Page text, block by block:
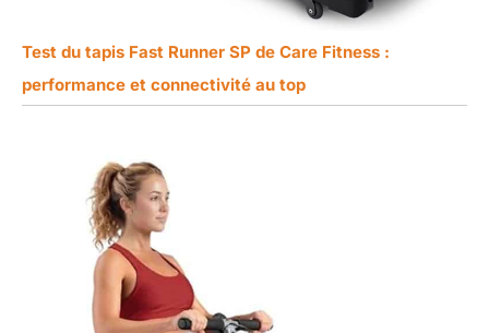
Test du tapis Fast Runner SP de Care Fitness :
performance et connectivité au top